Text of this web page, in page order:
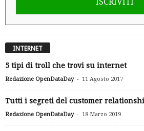
INTERNET
5 tipi di troll che trovi su internet
Redazione OpenDataDay - 11 Agosto 2017
Tutti i segreti del customer
Redazione OpenDataDay - 18 Marzo 2019